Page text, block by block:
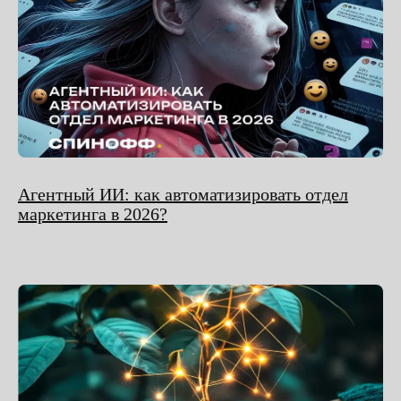
Агентный ИИ: как автоматизировать отдел
маркетинга в 2026?